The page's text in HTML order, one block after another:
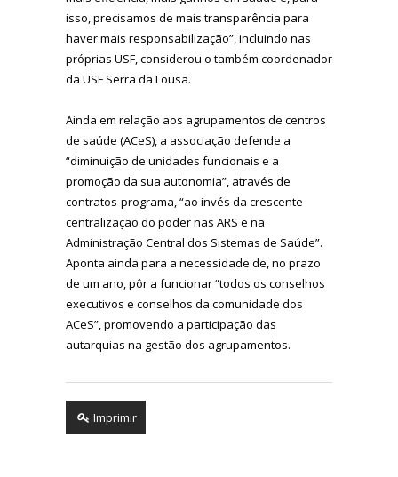
isso, precisamos de mais transparência para
haver mais responsabilização”, incluindo nas
próprias USF, considerou o também coordenador
da USF Serra da Lousã.
Ainda em relação aos agrupamentos de centros
de saúde (ACeS), a associação defende a
“diminuição de unidades funcionais e a
promoção da sua autonomia”, através de
contratos-programa, “ao invés da crescente
centralização do poder nas ARS e na
Administração Central dos Sistemas de Saúde”.
Aponta ainda para a necessidade de, no prazo
de um ano, pôr a funcionar “todos os conselhos
executivos e conselhos da comunidade dos
ACeS”, promovendo a participação das
autarquias na gestão dos agrupamentos.
Imprimir